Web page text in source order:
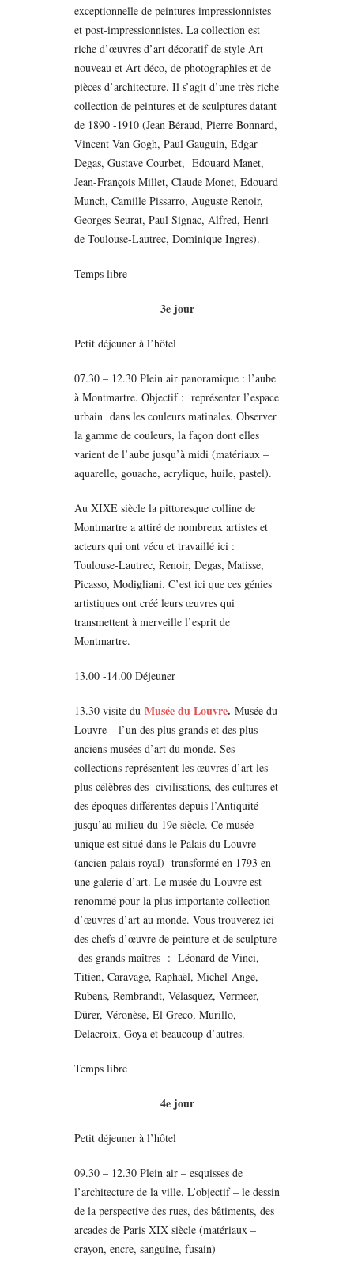
exceptionnelle de peintures impressionnistes
et post-impressionnistes. La collection est
riche d’œuvres d’art décoratif de style Art
nouveau et Art déco, de photographies et de
pièces d’architecture. Il s’agit d’une très riche
collection de peintures et de sculptures datant
de 1890 -1910 (Jean Béraud, Pierre Bonnard,
Vincent Van Gogh, Paul Gauguin, Edgar
Degas, Gustave Courbet, Edouard Manet,
Jean-François Millet, Claude Monet, Edouard
Munch, Camille Pissarro, Auguste Renoir,
Georges Seurat, Paul Signac, Alfred, Henri
de Toulouse-Lautrec, Dominique Ingres).
Temps libre
3e jour
Petit déjeuner à l’hôtel
07.30 – 12.30 Plein air panoramique : l’aube
à Montmartre. Objectif : représenter l’espace
urbain dans les couleurs matinales. Оbserver
la gamme de couleurs, la façon dont elles
varient de l’aube jusqu’à midi (matériaux –
aquarelle, gouache, acrylique, huile, pastel).
Au XIXE siècle la pittoresque colline de
Montmartre a attiré de nombreux artistes et
acteurs qui ont vécu et travaillé ici :
Toulouse-Lautrec, Renoir, Degas, Matisse,
Picasso, Modigliani. C’est ici que ces génies
artistiques ont créé leurs œuvres qui
transmettent à merveille l’esprit de
Montmartre.
13.00 -14.00 Déjeuner
13.30 visite du Musée du Louvre. Musée du
Louvre – l’un des plus grands et des plus
anciens musées d’art du monde. Ses
collections représentent les œuvres d’art les
plus célèbres des civilisations, des cultures et
des époques différentes depuis l’Antiquité
jusqu’au milieu du 19e siècle. Ce musée
unique est situé dans le Palais du Louvre
(ancien palais royal) transformé en 1793 en
une galerie d’art. Le musée du Louvre est
renommé pour la plus importante collection
d’œuvres d’art au monde. Vous trouverez ici
des chefs-d’œuvre de peinture et de sculpture
des grands maîtres : Léonard de Vinci,
Titien, Caravage, Raphaël, Michel-Ange,
Rubens, Rembrandt, Vélasquez, Vermeer,
Dürer, Véronèse, El Greco, Murillo,
Delacroix, Goya et beaucoup d’autres.
Temps libre
4e jour
Petit déjeuner à l’hôtel
09.30 – 12.30 Plein air – esquisses de
l’architecture de la ville. L’objectif – le dessin
de la perspective des rues, des bâtiments, des
arcades de Paris XIX siècle (matériaux –
crayon, encre, sanguine, fusain)